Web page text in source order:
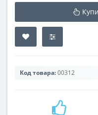
Код товара:00312